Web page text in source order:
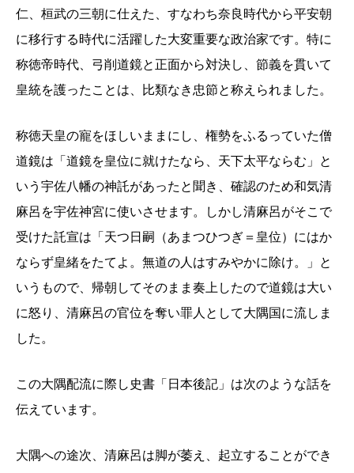
仁、桓武の三朝に仕えた、すなわち奈良時代から平安朝
に移行する時代に活躍した大変重要な政治家です。特に
称徳帝時代、弓削道鏡と正面から対決し、節義を貫いて
皇統を護ったことは、比類なき忠節と称えられました。
称徳天皇の寵をほしいままにし、権勢をふるっていた僧
道鏡は「道鏡を皇位に就けたなら、天下太平ならむ」と
いう宇佐八幡の神託があったと聞き、確認のため和気清
麻呂を宇佐神宮に使いさせます。しかし清麻呂がそこで
受けた託宣は「天つ日嗣（あまつひつぎ＝皇位）にはか
ならず皇緒をたてよ。無道の人はすみやかに除け。」と
いうもので、帰朝してそのまま奏上したので道鏡は大い
に怒り、清麻呂の官位を奪い罪人として大隅国に流しま
した。
この大隅配流に際し史書「日本後記」は次のような話を
伝えています。
大隅への途次、清麻呂は脚が萎え、起立することができ